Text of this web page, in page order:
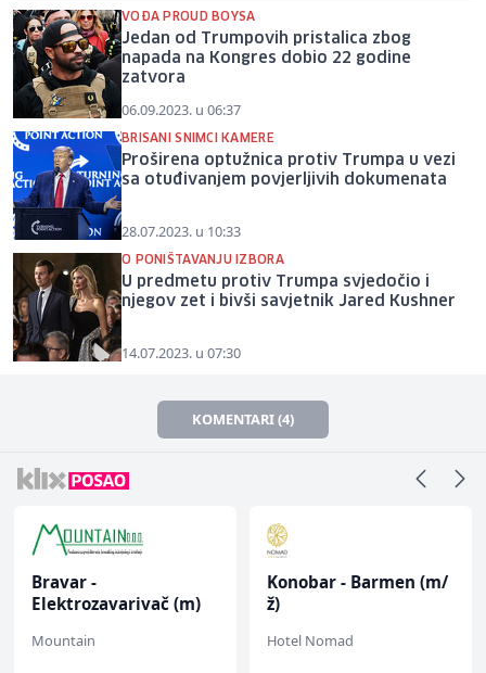
VOĐA PROUD BOYSA
Jedan od Trumpovih pristalica zbog
napada na Kongres dobio 22 godine
zatvora
06.09.2023. u 06:37
BRISANI SNIMCI KAMERE
Proširena optužnica protiv Trumpa u vezi
sa otuđivanjem povjerljivih dokumenata
28.07.2023. u 10:33
O PONIŠTAVANJU IZBORA
U predmetu protiv Trumpa svjedočio i
njegov zet i bivši savjetnik Jared Kushner
14.07.2023. u 07:30
KOMENTARI (4)
Bravar -
Elektrozavarivač (m)
Mountain
Konobar - Barmen (m/
ž)
Hotel Nomad